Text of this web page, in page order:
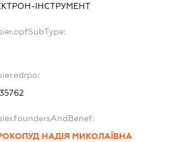
ІНСТРУМЕНТ
НАДІЯ МИКОЛАЇВНА